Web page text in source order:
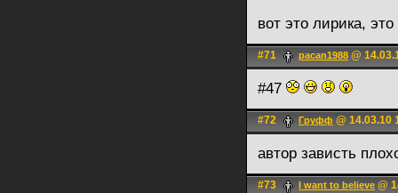
вот это лирика,
#71 pacan1988 @
#47
#72 Груфф @ 14.03.10
автор зависть
#73 I want to believe @